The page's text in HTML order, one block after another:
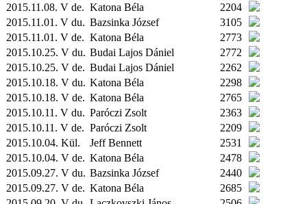
2015.11.08. V de. Katona Béla
2204
2015.11.01. V du. Bazsinka József
3105
2015.11.01. V de. Katona Béla
2773
2015.10.25. V du. Budai Lajos Dániel
2772
2015.10.25. V de. Budai Lajos Dániel
2262
2015.10.18. V du. Katona Béla
2298
2015.10.18. V de. Katona Béla
2765
2015.10.11. V du. Paróczi Zsolt
2363
2015.10.11. V de. Paróczi Zsolt
2209
2015.10.04. Kül. Jeff Bennett
2531
2015.10.04. V de. Katona Béla
2478
2015.09.27. V du. Bazsinka József
2440
2015.09.27. V de. Katona Béla
2685